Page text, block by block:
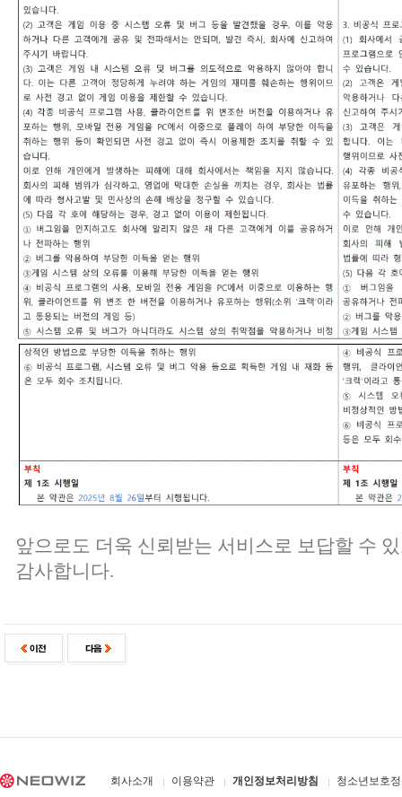
앞으로도 더욱 신뢰받는 서비스로 보답할 수
감사합니다.
회사소개 이용약관 개인정보처리방침 청소년보호